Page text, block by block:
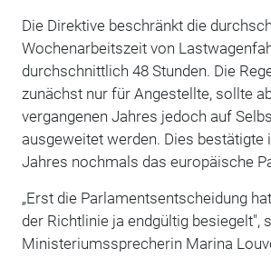
Die Direktive beschränkt die
Wochenarbeitszeit von
durchschnittlich 48 Stunden. Die
zunächst nur für Angestellte, sollte
vergangenen Jahres jedoch auf
ausgeweitet werden. Dies bestätigte
Jahres nochmals das europäische
„Erst die Parlamentsentscheidung
der Richtlinie ja endgültig besiegelt",
Ministeriumssprecherin Marina